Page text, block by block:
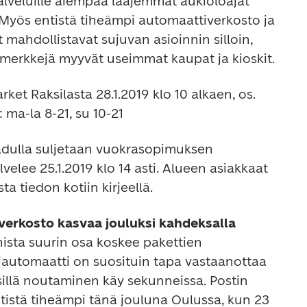
entistä tiheämpi automaattiverkosto ja
sujuvan asioinnin silloin,
myyvät useimmat kaupat ja kioskit.
Raksilasta 28.1.2019 klo 10 alkaen, os.
la 8-21, su 10-21
suljetaan vuokrasopimuksen
25.1.2019 klo 14 asti. Alueen asiakkaat
tiedon kotiin kirjeellä.
kasvaa jouluksi kahdeksalla
suurin osa koskee pakettien
on suosituin tapa vastaanottaa
noutaminen käy sekunneissa. Postin
tiheämpi tänä jouluna Oulussa, kun 23